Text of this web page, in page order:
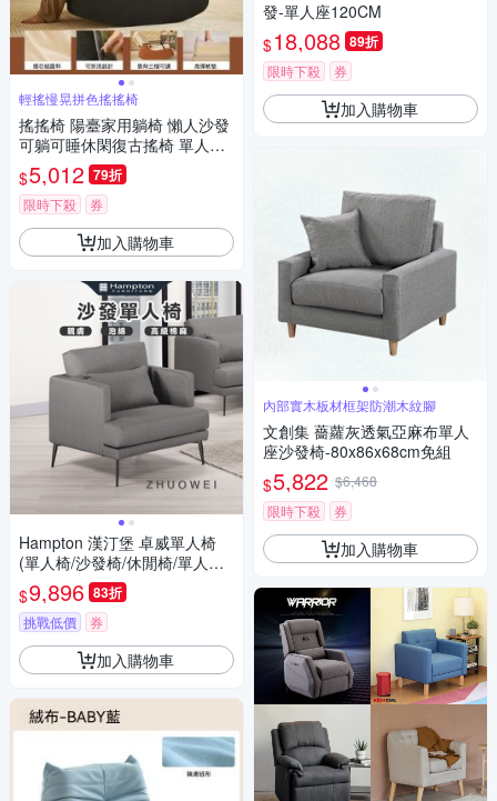
輕搖慢晃拼色搖搖椅
搖搖椅 陽臺家用躺椅 懶人沙發
可躺可睡休閑復古搖椅 單人躺
椅 客廳追劇搖擺躺椅
$5,012 79折
限時下殺 券
加入購物車
Hampton 漢汀堡 卓威單人椅
(單人椅/沙發椅/休閒椅/單人沙
發椅)
$9,896 83折
挑戰低價 券
加入購物車
發-單人座120CM
$18,088 89折
限時下殺 券
加入購物車
內部實木板材框架防潮木紋腳
文創集 薔蘿灰透氣亞麻布單人
座沙發椅-80x86x68cm免組
$5,822 $6,468
限時下殺
券
加入購物車